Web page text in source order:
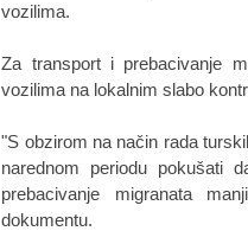
vozilima.
Za transport i prebacivanje
vozilima na lokalnim slabo
"S obzirom na način rada
narednom periodu pokušati
prebacivanje migranata
dokumentu.